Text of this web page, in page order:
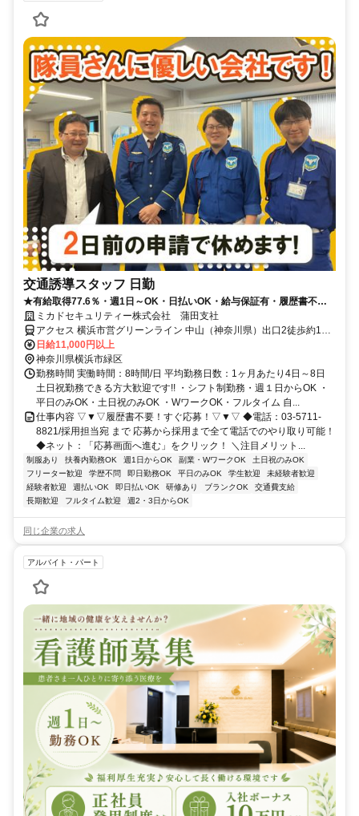
交通誘導スタッフ 日勤
★有給取得77.6％・週1日～OK・日払いOK・給与保証有・履歴書不要
★ ミカドセキュリティー株式会社 蒲田支社
アクセス 横浜市営グリーンライン 中山（神奈川県）出口2徒歩約10
分、横浜市営グリーンライン 中山（神奈川県）出口2徒歩約10分、Ｊ
Ｒ横浜線 鴨居北口徒歩約29分
日給11,000円以上
神奈川県横浜市緑区
勤務時間 実働時間：8時間/日 平均勤務日数：1ヶ月あたり4日～8日
土日祝勤務できる方大歓迎です!! ・シフト制勤務・週１日からOK ・
平日のみOK・土日祝のみOK ・WワークOK・フルタイム 自...
仕事内容 ▽▼▽履歴書不要！すぐ応募！▽▼▽ ◆電話：03-5711-
8821/採用担当宛 まで 応募から採用まで全て電話でのやり取り可能！
◆ネット：「応募画面へ進む」をクリック！ ＼注目メリット...
制服あり 扶養内勤務OK 週1日からOK 副業・WワークOK
土日祝のみOK
フリーター歓迎
学歴不問 即日勤務OK 平日のみOK 学生歓迎
未経験者歓迎
経験者歓迎
週払いOK 即日払いOK 研修あり ブランクOK
交通費支給
長期歓迎
フルタイム歓迎 週2・3日からOK
同じ企業の求人
アルバイト・パート